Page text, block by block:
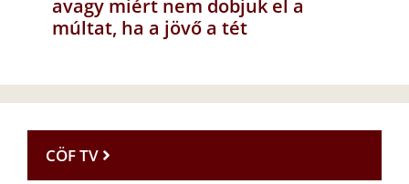
avagy miért nem dobjuk el a
múltat, ha a jövő a tét
CÖF TV